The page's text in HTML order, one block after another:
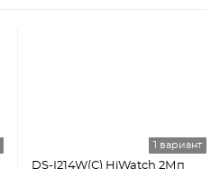
1 вариант
DS-I214W(С) HiWatch 2Мп